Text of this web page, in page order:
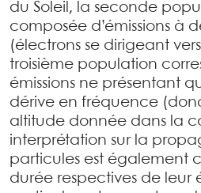
du Soleil, la seconde
composée d’émissions à
(électrons se dirigeant
troisième population
émissions ne présentant
dérive en fréquence
altitude donnée dans la
interprétation sur la
particules est également
durée respectives de leur